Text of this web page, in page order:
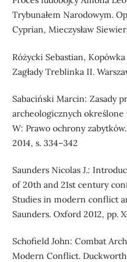
Trybunałem Narodowym.
Cyprian, Mieczysław
Różycki Sebastian,
Zagłady Treblinka II.
Sabaciński Marcin: Zasady
archeologicznych
W: Prawo ochrony
2014, s. 334–342
Saunders Nicolas J.:
of 20th and 21st century
Studies in modern conflict
Saunders. Oxford 2012, pp.
Schofield John: Combat
Modern Conflict.